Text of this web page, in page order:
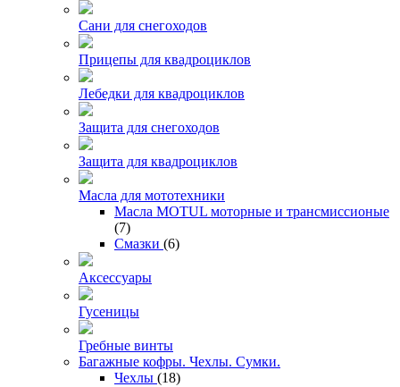
Сани для снегоходов
Прицепы для квадроциклов
Лебедки для квадроциклов
Защита для снегоходов
Защита для квадроциклов
Масла для мототехники
Масла MOTUL моторные и трансмиссионые
(7)
Смазки (6)
Аксессуары
Гусеницы
Гребные винты
Багажные кофры. Чехлы. Сумки.
Чехлы (18)